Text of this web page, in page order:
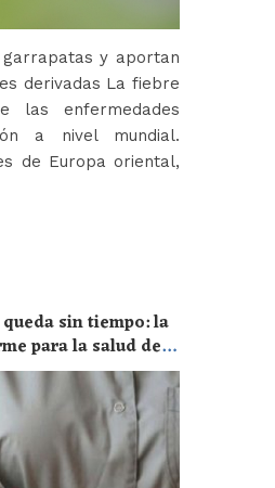
y aportan
derivadas La fiebre
las enfermedades
a nivel mundial.
de Europa oriental,
sin tiempo: la
para la salud de